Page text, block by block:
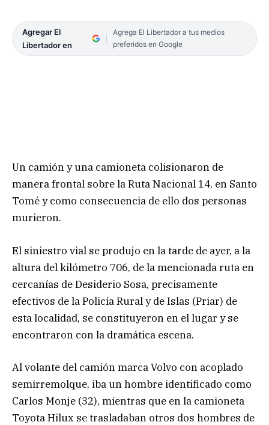
Agregar El
Libertador en
Agrega El Libertador a tus medios
preferidos en Google
Un camión y una camioneta colisionaron de
manera frontal sobre la Ruta Nacional 14, en Santo
Tomé y como consecuencia de ello dos personas
murieron.
El siniestro vial se produjo en la tarde de ayer, a la
altura del kilómetro 706, de la mencionada ruta en
cercanías de Desiderio Sosa, precisamente
efectivos de la Policía Rural y de Islas (Priar) de
esta localidad, se constituyeron en el lugar y se
encontraron con la dramática escena.
Al volante del camión marca Volvo con acoplado
semirremolque, iba un hombre identificado como
Carlos Monje (32), mientras que en la camioneta
Toyota Hilux se trasladaban otros dos hombres de